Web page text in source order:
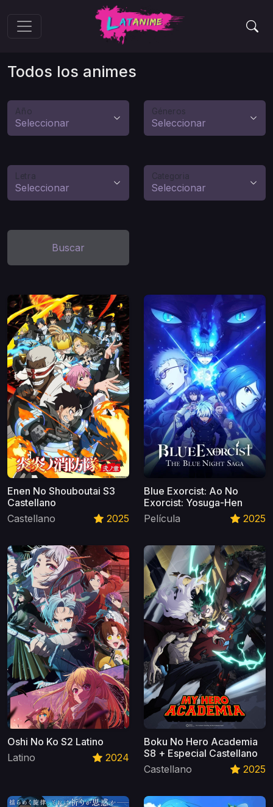
Todos los animes
Año Géneros
Letra Categoria
Buscar
Enen No Shouboutai S3
Castellano
Castellano
2025
Blue Exorcist: Ao No
Exorcist: Yosuga-Hen
Película
2025
Oshi No Ko S2 Latino
Latino
2024
Boku No Hero Academia
S8 + Especial Castellano
Castellano
2025